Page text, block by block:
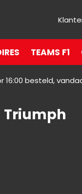
TEAMS F1
16:00 besteld,
Triumph